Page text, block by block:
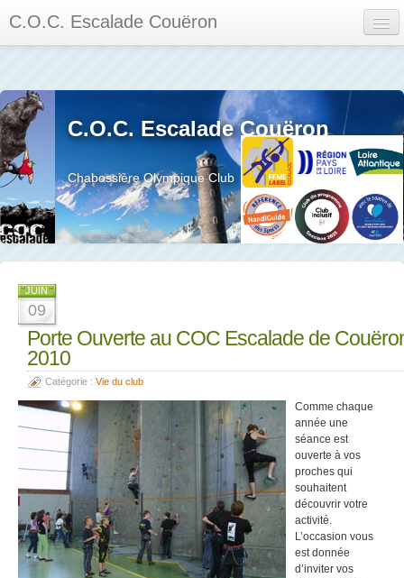
C.O.C. Escalade Couëron
Calendrier des événements et des compétitions
Les membres
Les séances
Privée
La salle et le mur
C.O.C. Escalade Couëron
Chabossière Olympique Club
JUIN
09
Porte Ouverte au COC Escalade de
2010
Catégorie : Vie du club
Comme chaque
année une
séance est
ouverte à vos
proches qui
souhaitent
découvrir votre
activité.
L’occasion vous
est donnée
d’inviter vos